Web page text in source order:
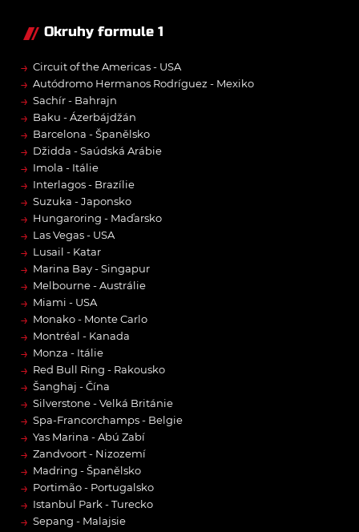
Okruhy formule 1
→ Circuit of the Americas - USA
→ Autódromo Hermanos Rodríguez - Mexiko
→ Sachír - Bahrajn
→ Baku - Ázerbájdžán
→ Barcelona - Španělsko
→ Džidda - Saúdská Arábie
→ Imola - Itálie
→ Interlagos - Brazílie
→ Suzuka - Japonsko
→ Hungaroring - Maďarsko
→ Las Vegas - USA
→ Lusail - Katar
→ Marina Bay - Singapur
→ Melbourne - Austrálie
→ Miami - USA
→ Monako - Monte Carlo
→ Montréal - Kanada
→ Monza - Itálie
→ Red Bull Ring - Rakousko
→ Šanghaj - Čína
→ Silverstone - Velká Británie
→ Spa-Francorchamps - Belgie
→ Yas Marina - Abú Zabí
→ Zandvoort - Nizozemí
→ Madring - Španělsko
→ Portimão - Portugalsko
→ Istanbul Park - Turecko
→ Sepang - Malajsie